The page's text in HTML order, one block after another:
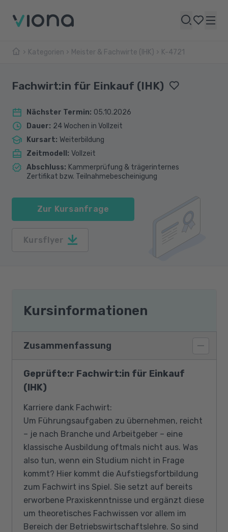
Kategorien Meister & Fachwirte (IHK) K-4721
Fachwirt:in für Einkauf (IHK)
Nächster Termin: 05.10.2026
Dauer: 24 Wochen in Vollzeit
Kursart: Weiterbildung
Zeitmodell : Vollzeit
Abschluss: Kammerprüfung & trägerinternes
Zertifikat bzw. Teilnahmebescheinigung
Zur Kursanfrage
Kursflyer
Kursinformationen
Zusammenfassung
Geprüfte:r Fachwirt:in für Einkauf
(IHK)
Karriere dank Fachwirt:
Um Führungsaufgaben zu übernehmen, reicht
– je nach Branche und Arbeitgeber – eine
klassische Ausbildung oftmals nicht aus. Was
also tun, wenn ein Studium nicht in Frage
kommt? Hier kommt die Aufstiegsfortbildung
zum Fachwirt ins Spiel. Sie setzt auf bereits
erworbene Praxiskenntnisse und ergänzt diese
um theoretisches Fachwissen vor allem im
Bereich der Betriebswirtschaftslehre. So sind